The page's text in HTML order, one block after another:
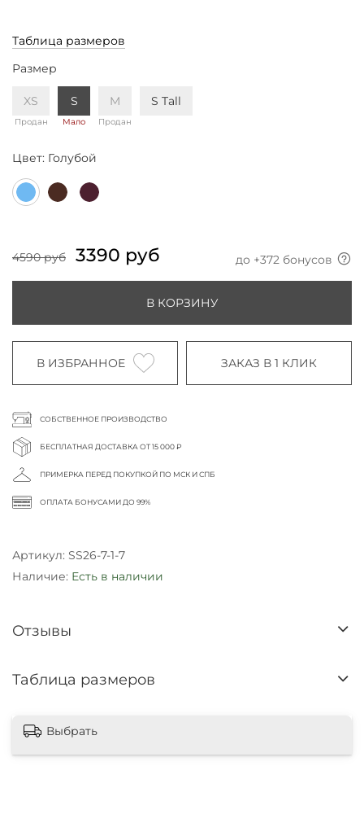
Таблица размеров
Размер
XS
Продан
S
Мало
M
Продан
S Tall
Цвет: Голубой
4590 руб 3390 руб до +372 бонусов
В КОРЗИНУ
В ИЗБРАННОЕ ЗАКАЗ В 1 КЛИК
СОБСТВЕННОЕ ПРОИЗВОДСТВО
БЕСПЛАТНАЯ ДОСТАВКА ОТ 15 000 ₽
ПРИМЕРКА ПЕРЕД ПОКУПКОЙ ПО МСК И СПБ
ОПЛАТА БОНУСАМИ ДО 99%
Артикул: SS26-7-1-7
Наличие: Есть в наличии
Отзывы
Таблица размеров
Выбрать